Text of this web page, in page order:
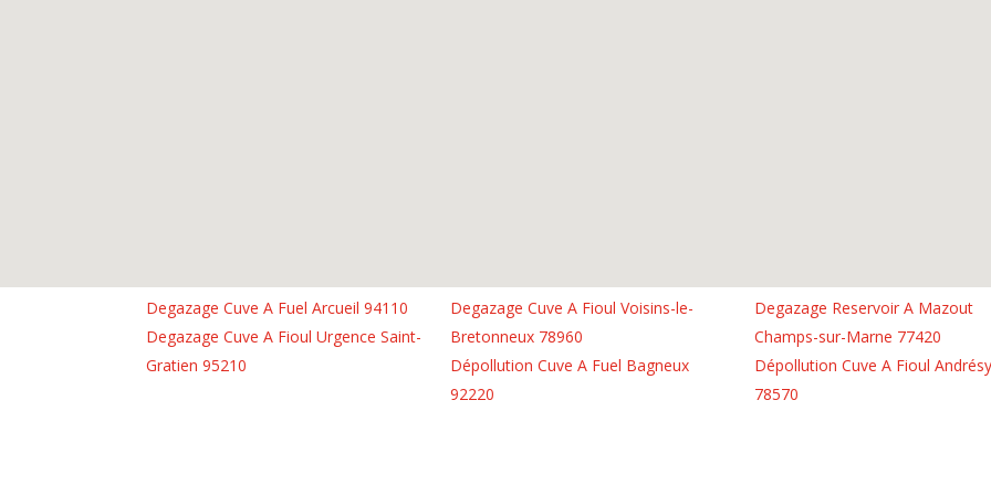
Degazage Cuve A Fuel Arcueil 94110
Degazage Cuve A Fioul Urgence Saint-
Gratien 95210
Degazage Cuve A Fioul Voisins-le-
Bretonneux 78960
Dépollution Cuve A Fuel Bagneux
92220
Degazage Reservoir A Mazout
Champs-sur-Marne 77420
Dépollution Cuve A Fioul Andrésy
78570